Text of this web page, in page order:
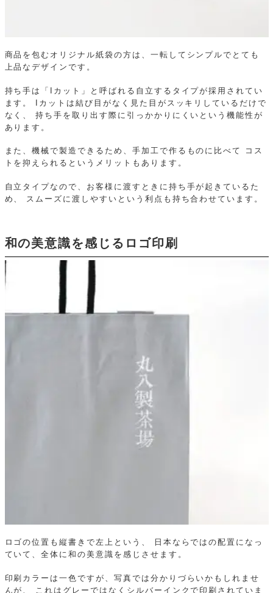
商品を包むオリジナル紙袋の方は、一転してシンプルでとても
上品なデザインです。
持ち手は「Iカット」と呼ばれる自立するタイプが採用されてい
ます。
Iカットは結び目がなく見た目がスッキリしているだけで
なく、
持ち手を取り出す際に引っかかりにくいという機能性が
あります。
また、機械で製造できるため、手加工で作るものに比べて
コス
トを抑えられるというメリットもあります。
自立タイプなので、お客様に渡すときに持ち手が起きているた
め、
スムーズに渡しやすいという利点も持ち合わせています。
和の美意識を感じるロゴ印刷
ロゴの位置も縦書きで左上という、
日本ならではの配置になっ
ていて、全体に和の美意識を感じさせます。
印刷カラーは一色ですが、写真では分かりづらいかもしれませ
んが、
これはグレーではなくシルバーインクで印刷されていま